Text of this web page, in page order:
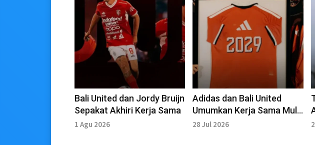
Bali United dan Jordy Bruijn
Sepakat Akhiri Kerja Sama
1 Agu 2026
Adidas dan Bali United
Umumkan Kerja Sama Multi
Tahun serta Luncurkan
28 Jul 2026